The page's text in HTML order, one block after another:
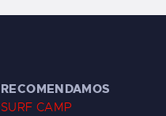
RECOMENDAMOS
SURF CAMP